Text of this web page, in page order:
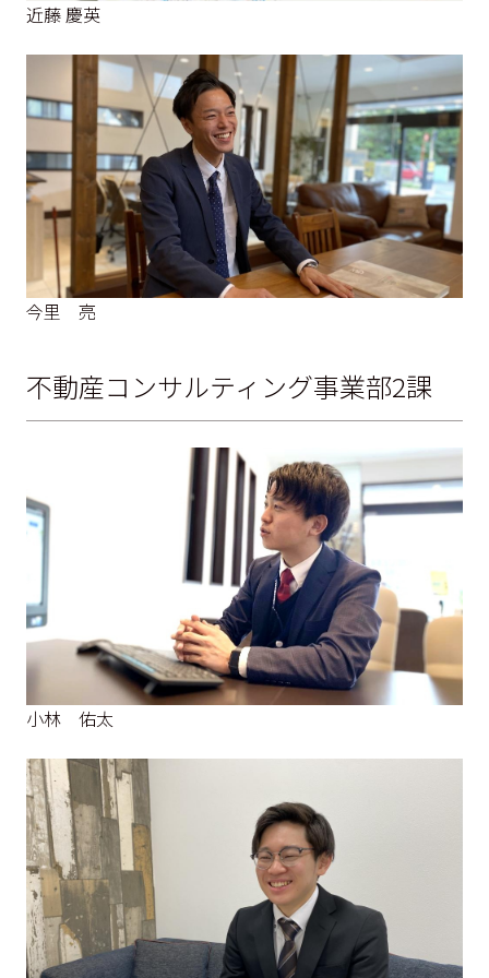
近藤 慶英
今里 亮
不動産コンサルティング事業部2課
小林 佑太